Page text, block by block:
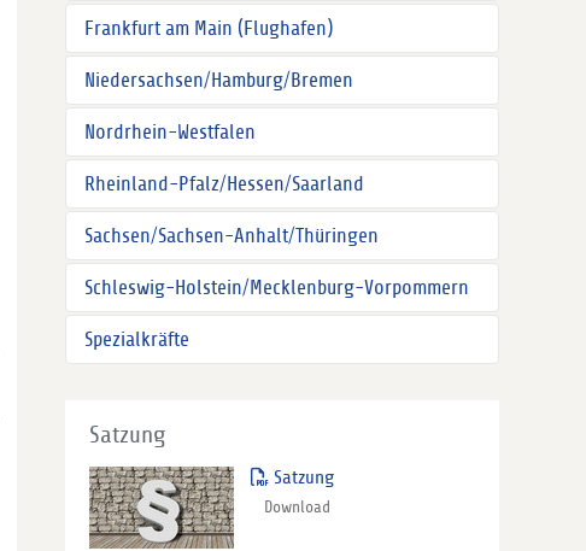
Frankfurt am Main (Flughafen)
Niedersachsen/Hamburg/Bremen
Nordrhein-Westfalen
Rheinland-Pfalz/Hessen/Saarland
Sachsen/Sachsen-Anhalt/Thüringen
Schleswig-Holstein/Mecklenburg-Vorpommern
Spezialkräfte
Satzung
Satzung
Download